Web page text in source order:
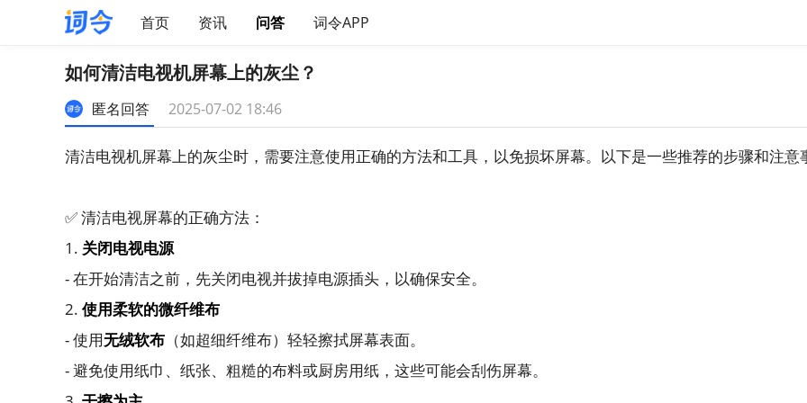
首页 资讯 问答 词令APP
如何清洁电视机屏幕上的灰尘？
匿名回答 2025-07-02 18:46
清洁电视机屏幕上的灰尘时，需要注意使用正确的方法和工具，以免损坏屏幕。以下是一些推荐的步骤和注意
✅ 清洁电视屏幕的正确方法：
1. 关闭电视电源
- 在开始清洁之前，先关闭电视并拔掉电源插头，以确保安全。
2. 使用柔软的微纤维布
- 使用无绒软布 （如超细纤维布）轻轻擦拭屏幕表面。
- 避免使用纸巾、纸张、粗糙的布料或厨房用纸，这些可能会刮伤屏幕。